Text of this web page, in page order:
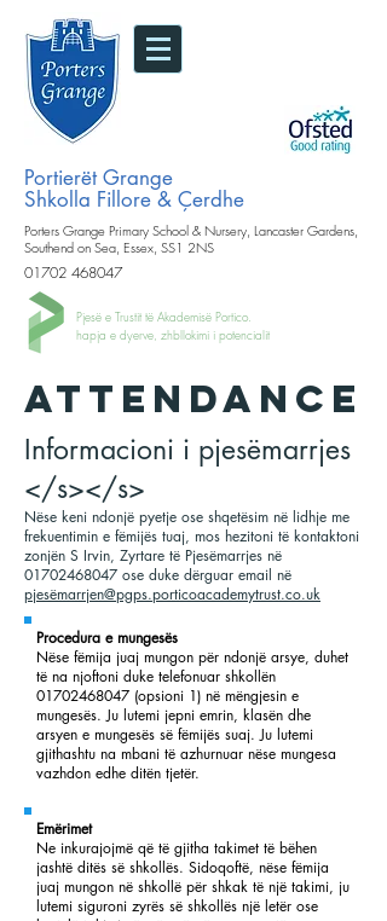
Portierët Grange
Shkolla Fillore & Çerdhe
Porters Grange Primary School & Nursery, Lancaster Gardens,
Southend on Sea, Essex, SS1 2NS
01702 468047
Pjesë e Trustit të Akademisë Portico.
hapja e dyerve, zhbllokimi i potencialit
ATTENDANCE
Informacioni i pjesëmarrjes
</s></s>
Nëse keni ndonjë pyetje ose shqetësim në lidhje me
frekuentimin e fëmijës tuaj, mos hezitoni të kontaktoni
zonjën S Irvin, Zyrtare të Pjesëmarrjes në
01702468047 ose duke dërguar email në
pjesëmarrjen@pgps.porticoacademytrust.co.uk
Procedura e mungesës
Nëse fëmija juaj mungon për ndonjë arsye, duhet
të na njoftoni duke telefonuar shkollën
01702468047 (opsioni 1) në mëngjesin e
mungesës. Ju lutemi jepni emrin, klasën dhe
arsyen e mungesës së fëmijës suaj. Ju lutemi
gjithashtu na mbani të azhurnuar nëse mungesa
vazhdon edhe ditën tjetër.
Emërimet
Ne inkurajojmë që të gjitha takimet të bëhen
jashtë ditës së shkollës. Sidoqoftë, nëse fëmija
juaj mungon në shkollë për shkak të një takimi, ju
lutemi siguroni zyrës së shkollës një letër ose